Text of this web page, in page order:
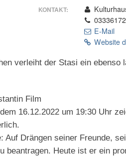
KONTAKT:
E-Mail
Website
verleiht der Stasi ein
Film
16.12.2022 um 19:30 Uhr
Auf Drängen seiner Freunde,
beantragen. Heute ist er ein